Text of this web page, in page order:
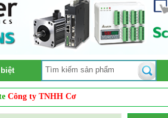
ty TNHH Cơ Điện Auto Vina